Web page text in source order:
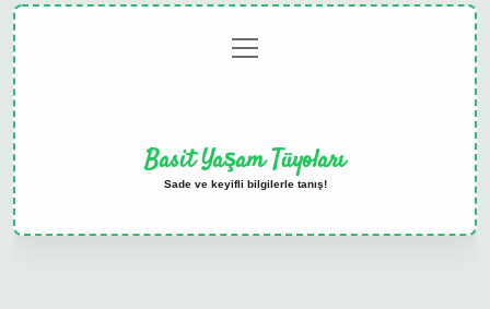
menüyü
aç
Basit Yaşam Tüyoları
Sade ve keyifli bilgilerle tanış!